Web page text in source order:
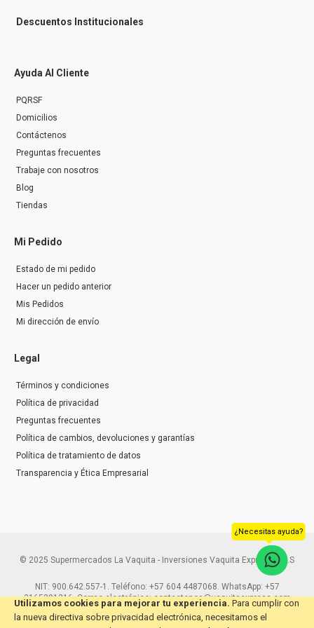
Utilizamos cookies para mejorar tu experiencia. Para cumplir con
la nueva directiva sobre privacidad electrónica, necesitamos el
Descuentos Institucionales
Ayuda Al Cliente
PQRSF
Domicilios
Contáctenos
Preguntas frecuentes
Trabaje con nosotros
Blog
Tiendas
Mi Pedido
Estado de mi pedido
Hacer un pedido anterior
Mis Pedidos
Mi dirección de envío
Legal
Términos y condiciones
Política de privacidad
Preguntas frecuentes
Política de cambios, devoluciones y garantías
Política de tratamiento de datos
Transparencia y Ética Empresarial
© 2025 Supermercados La Vaquita - Inversiones Vaquita Express S.A.S
NIT: 900.642.557-1. Teléfono: +57 604 4487068. WhatsApp: +57
3165291216. Correo electrónico: contactenos@vaquitaexpress.com
¿Necesitas ayuda?